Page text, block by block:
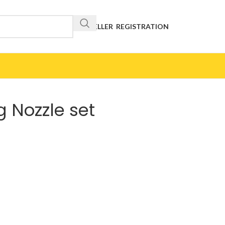
RESELLER REGISTRATION
Nozzle set